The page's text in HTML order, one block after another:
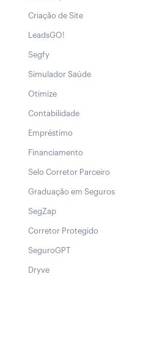
Criação de Site
LeadsGO!
Segfy
Simulador Saúde
Otimize
Contabilidade
Empréstimo
Financiamento
Selo Corretor Parceiro
Graduação em Seguros
SegZap
Corretor Protegido
SeguroGPT
Dryve